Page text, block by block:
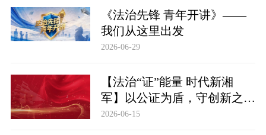
《法治先锋 青年开讲》——
我们从这里出发
2026-06-29
【法治“证”能量 时代新湘
军】以公证为盾，守创新之魂
湖南青年公证人为知识产权保
2026-06-15